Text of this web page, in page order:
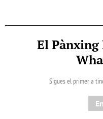
El Pànxing
Sigues el primer a